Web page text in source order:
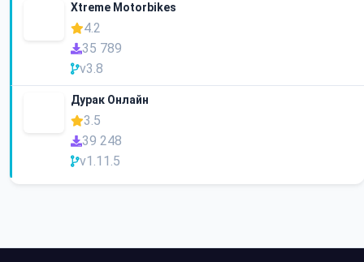
Xtreme Motorbikes
4.2
35 789
v3.8
Дурак Онлайн
3.5
39 248
v1.11.5